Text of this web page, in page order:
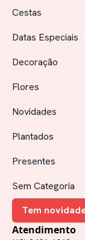
Cestas
Datas Especiais
Decoração
Flores
Novidades
Plantados
Presentes
Sem Categoria
Tem
Atendimento